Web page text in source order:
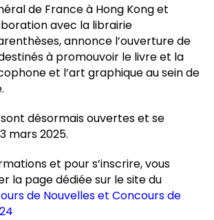
de France à Hong Kong et
avec la librairie
annonce l’ouverture de
à promouvoir le livre et la
et l’art graphique au sein de
désormais ouvertes et se
mars 2025.
et pour s’inscrire, vous
la page dédiée sur le site du
de Nouvelles et Concours de